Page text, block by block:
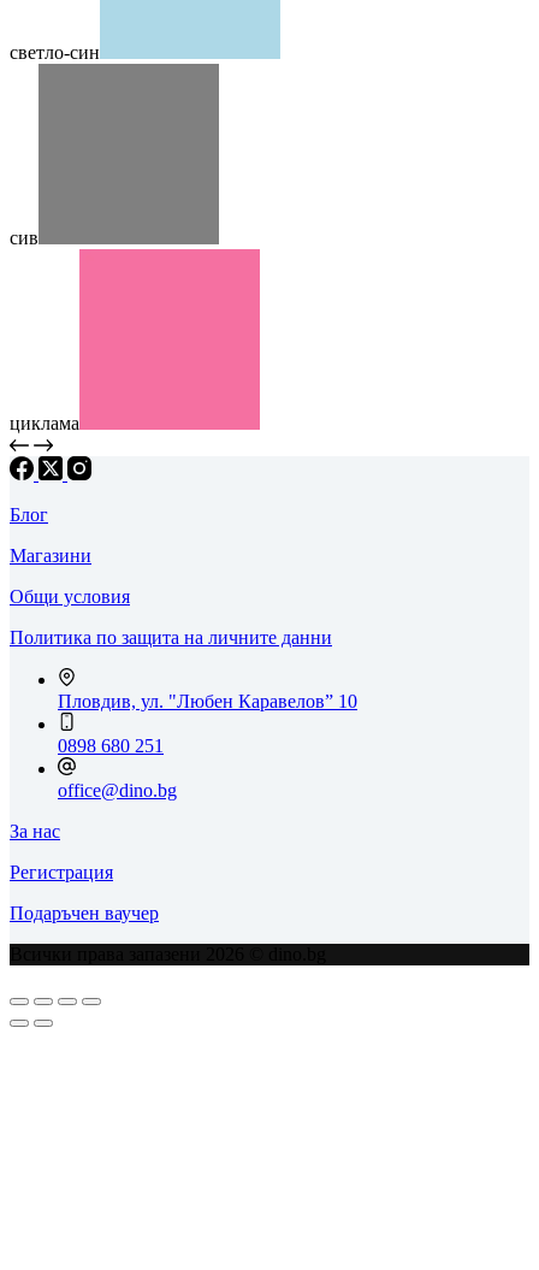
светло-син
сив
циклама
Блог
Магазини
Общи условия
Политика по защита на личните данни
Пловдив, ул. "Любен Каравелов” 10
0898 680 251
office@dino.bg
За нас
Регистрация
Подаръчен ваучер